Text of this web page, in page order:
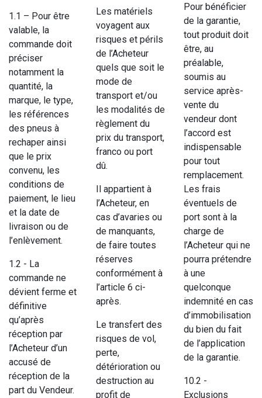
1.1 – Pour être
valable, la
commande doit
préciser
notamment la
quantité, la
marque, le type,
les références
des pneus à
rechaper ainsi
que le prix
convenu, les
conditions de
paiement, le lieu
et la date de
livraison ou de
l’enlèvement.
1.2 - La
commande ne
dévient ferme et
définitive
qu’après
réception par
l’Acheteur d’un
accusé de
réception de la
part du Vendeur.
Les matériels
voyagent aux
risques et périls
de l’Acheteur
quels que soit le
mode de
transport et/ou
les modalités de
règlement du
prix du transport,
franco ou port
dû.
Il appartient à
l’Acheteur, en
cas d’avaries ou
de manquants,
de faire toutes
réserves
conformément à
l’article 6 ci-
après.
Le transfert des
risques de vol,
perte,
détérioration ou
destruction au
profit de
Pour bénéficier
de la garantie,
tout produit doit
être, au
préalable,
soumis au
service après-
vente du
vendeur dont
l’accord est
indispensable
pour tout
remplacement.
Les frais
éventuels de
port sont à la
charge de
l’Acheteur qui ne
pourra prétendre
à une
quelconque
indemnité en cas
d’immobilisation
du bien du fait
de l’application
de la garantie.
10.2 -
Exclusions